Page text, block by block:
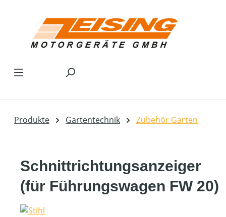
Produkte Gartentechnik Zubehör Garten
Schnittrichtungsanzeiger
(für Führungswagen FW 20)